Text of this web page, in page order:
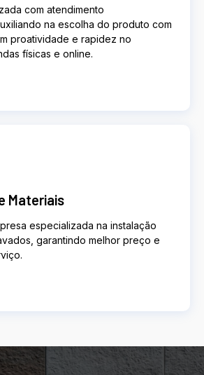
com atendimento
na escolha do produto com
proatividade e rapidez no
físicas e online.
Materiais
especializada na instalação
garantindo melhor preço e